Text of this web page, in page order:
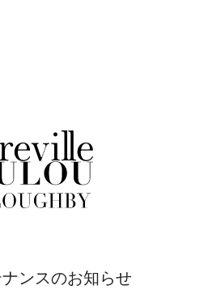
ンスのお知らせ